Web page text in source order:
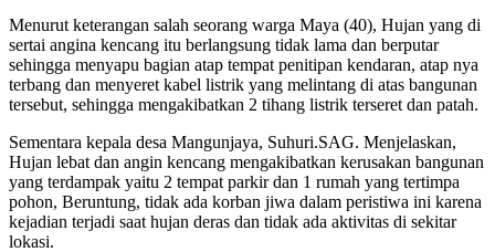
Menurut keterangan salah seorang warga Maya (40), Hujan yang di
sertai angina kencang itu berlangsung tidak lama dan berputar
sehingga menyapu bagian atap tempat penitipan kendaran, atap nya
terbang dan menyeret kabel listrik yang melintang di atas bangunan
tersebut, sehingga mengakibatkan 2 tihang listrik terseret dan patah.
Sementara kepala desa Mangunjaya, Suhuri.SAG. Menjelaskan,
Hujan lebat dan angin kencang mengakibatkan kerusakan bangunan
yang terdampak yaitu 2 tempat parkir dan 1 rumah yang tertimpa
pohon, Beruntung, tidak ada korban jiwa dalam peristiwa ini karena
kejadian terjadi saat hujan deras dan tidak ada aktivitas di sekitar
lokasi.